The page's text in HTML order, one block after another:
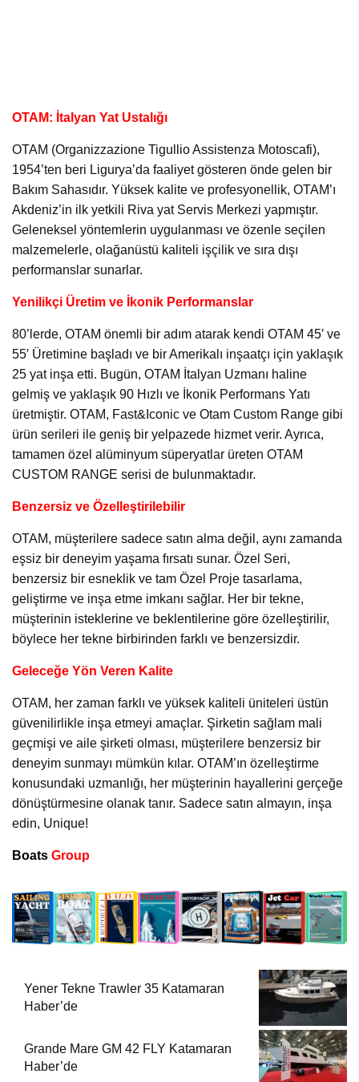
OTAM: İtalyan Yat Ustalığı
OTAM (Organizzazione Tigullio Assistenza Motoscafi),
1954’ten beri Ligurya’da faaliyet gösteren önde gelen bir
Bakım Sahasıdır. Yüksek kalite ve profesyonellik, OTAM’ı
Akdeniz’in ilk yetkili Riva yat Servis Merkezi yapmıştır.
Geleneksel yöntemlerin uygulanması ve özenle seçilen
malzemelerle, olağanüstü kaliteli işçilik ve sıra dışı
performanslar sunarlar.
Yenilikçi Üretim ve İkonik Performanslar
80’lerde, OTAM önemli bir adım atarak kendi OTAM 45′ ve
55′ Üretimine başladı ve bir Amerikalı inşaatçı için yaklaşık
25 yat inşa etti. Bugün, OTAM İtalyan Uzmanı haline
gelmiş ve yaklaşık 90 Hızlı ve İkonik Performans Yatı
üretmiştir. OTAM, Fast&Iconic ve Otam Custom Range gibi
ürün serileri ile geniş bir yelpazede hizmet verir. Ayrıca,
tamamen özel alüminyum süperyatlar üreten OTAM
CUSTOM RANGE serisi de bulunmaktadır.
Benzersiz ve Özelleştirilebilir
OTAM, müşterilere sadece satın alma değil, aynı zamanda
eşsiz bir deneyim yaşama fırsatı sunar. Özel Seri,
benzersiz bir esneklik ve tam Özel Proje tasarlama,
geliştirme ve inşa etme imkanı sağlar. Her bir tekne,
müşterinin isteklerine ve beklentilerine göre özelleştirilir,
böylece her tekne birbirinden farklı ve benzersizdir.
Geleceğe Yön Veren Kalite
OTAM, her zaman farklı ve yüksek kaliteli üniteleri üstün
güvenilirlikle inşa etmeyi amaçlar. Şirketin sağlam mali
geçmişi ve aile şirketi olması, müşterilere benzersiz bir
deneyim sunmayı mümkün kılar. OTAM’ın özelleştirme
konusundaki uzmanlığı, her müşterinin hayallerini gerçeğe
dönüştürmesine olanak tanır. Sadece satın almayın, inşa
edin, Unique!
Boats Group
Yener Tekne Trawler 35 Katamaran
Haber’de
Grande Mare GM 42 FLY Katamaran
Haber’de